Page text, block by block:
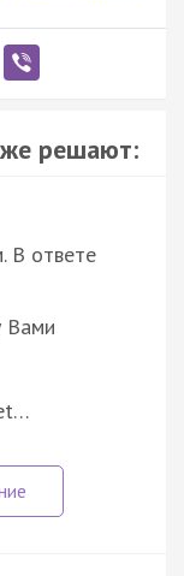
решают:
В ответе
Вами